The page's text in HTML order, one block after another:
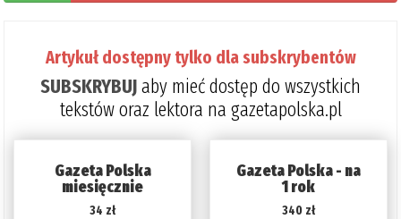
Artykuł dostępny tylko dla subskrybentów
SUBSKRYBUJaby mieć dostęp do wszystkich
tekstów oraz lektora na gazetapolska.pl
Gazeta Polska
miesięcznie
34 zł
Gazeta Polska - na
1 rok
340 zł